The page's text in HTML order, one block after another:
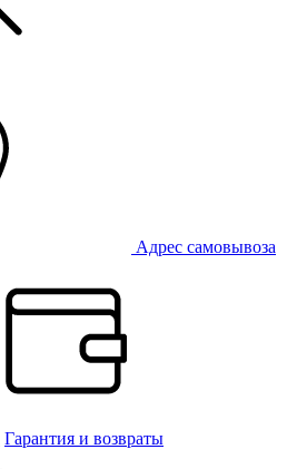
Адрес самовывоза
Гарантия и возвраты